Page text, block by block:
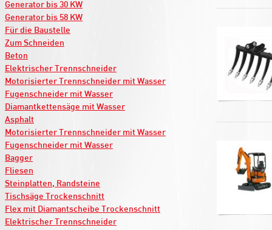
Generator bis 30 KW
Generator bis 58 KW
Für die Baustelle
Zum Schneiden
Beton
Elektrischer Trennschneider
Motorisierter Trennschneider mit Wasser
Fugenschneider mit Wasser
Diamantkettensäge mit Wasser
Asphalt
Motorisierter Trennschneider mit Wasser
Fugenschneider mit Wasser
Bagger
Fliesen
Steinplatten, Randsteine
Tischsäge Trockenschnitt
Flex mit Diamantscheibe Trockenschnitt
Elektrischer Trennschneider